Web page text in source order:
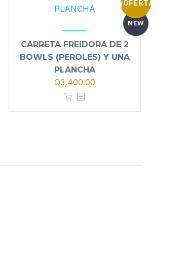
¡OFERTA!
NEW
CARRETA FREIDORA DE 2
BOWLS (PEROLES) Y UNA
PLANCHA
El
precio
Q3,400.00El